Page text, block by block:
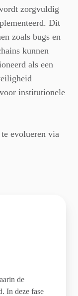
zorgvuldig
Dit
zoals bugs en
kunnen
als een
institutionele
evolueren via
de
In deze fase